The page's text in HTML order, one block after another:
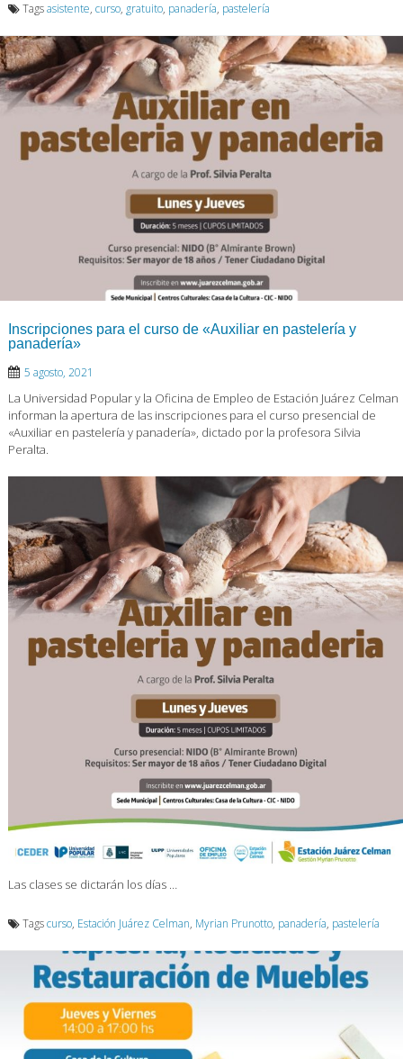
Tagsasistente, curso, gratuito, panadería, pastelería
Inscripciones para el curso de «Auxiliar en pastelería y
panadería»
5 agosto, 2021
La Universidad Popular y la Oficina de Empleo de Estación Juárez Celman
informan la apertura de las inscripciones para el curso presencial de
«Auxiliar en pastelería y panadería», dictado por la profesora Silvia
Peralta.
Las clases se dictarán los días …
Tagscurso, Estación Juárez Celman, Myrian Prunotto, panadería, pastelería